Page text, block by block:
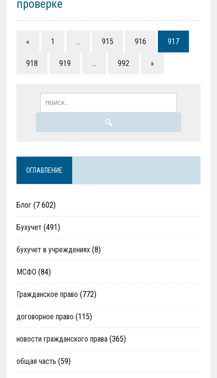
проверке
« 1 … 915 916 917
918 919 … 992 »
ОГЛАВЛЕНИЕ
Блог(7 602)
Бухучет(491)
бухучет в учреждениях(8)
МСФО (84)
Гражданское право (772)
договорное право (115)
новости гражданского права(365)
общая часть (59)